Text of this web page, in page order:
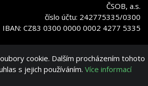
ČSOB, a.s.
číslo účtu: 242775335/0300
IBAN: CZ83 0300 0000 0002 4277 5335
Verro-Glass ©
cookie. Dalším procházením tohoto
s jejich používáním. Více informací